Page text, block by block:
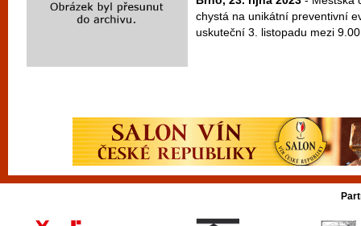
chystá na unikátní preventivní
uskuteční 3. listopadu mezi